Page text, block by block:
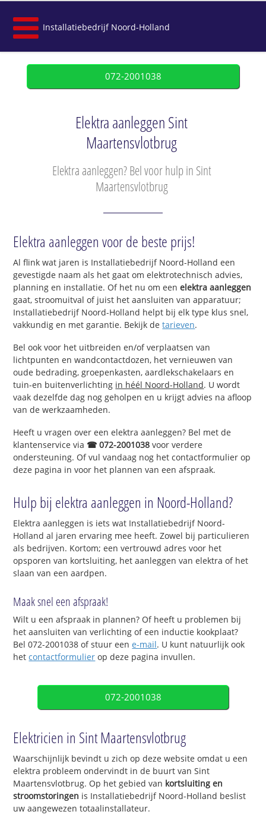
Installatiebedrijf Noord-Holland
072-2001038
Elektra aanleggen Sint
Maartensvlotbrug
Elektra aanleggen? Bel voor hulp in Sint
Maartensvlotbrug
Elektra aanleggen voor de beste prijs!
Al flink wat jaren is Installatiebedrijf Noord-Holland een
gevestigde naam als het gaat om elektrotechnisch advies,
planning en installatie. Of het nu om eenelektra aanleggen
gaat, stroomuitval of juist het aansluiten van apparatuur;
Installatiebedrijf Noord-Holland helpt bij elk type klus snel,
vakkundig en met garantie. Bekijk detarieven.
Bel ook voor het uitbreiden en/of verplaatsen van
lichtpunten en wandcontactdozen, het vernieuwen van
oude bedrading, groepenkasten, aardlekschakelaars en
tuin-en buitenverlichting in héél Noord-Holland. U wordt
vaak dezelfde dag nog geholpen en u krijgt advies na afloop
van de werkzaamheden.
Heeft u vragen over een elektra aanleggen? Bel met de
klantenservice via ☎ 072-2001038 voor verdere
ondersteuning. Of vul vandaag nog het contactformulier op
deze pagina in voor het plannen van een afspraak.
Hulp bij elektra aanleggen in Noord-Holland?
Elektra aanleggen is iets wat Installatiebedrijf Noord-
Holland al jaren ervaring mee heeft. Zowel bij particulieren
als bedrijven. Kortom; een vertrouwd adres voor het
opsporen van kortsluiting, het aanleggen van elektra of het
slaan van een aardpen.
Maak snel een afspraak!
Wilt u een afspraak in plannen? Of heeft u problemen bij
het aansluiten van verlichting of een inductie kookplaat?
Bel 072-2001038 of stuur eene-mail. U kunt natuurlijk ook
hetcontactformulier op deze pagina invullen.
072-2001038
Elektricien in Sint Maartensvlotbrug
Waarschijnlijk bevindt u zich op deze website omdat u een
elektra probleem ondervindt in de buurt van Sint
Maartensvlotbrug. Op het gebied van kortsluiting en
stroomstoringen is Installatiebedrijf Noord-Holland beslist
uw aangewezen totaalinstallateur.